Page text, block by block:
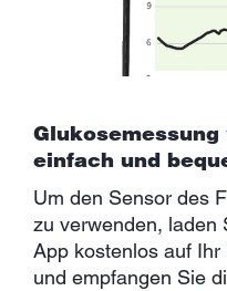
einfach und
Um den Sensor des
zu verwenden, laden
App kostenlos auf Ihr
und empfangen Sie